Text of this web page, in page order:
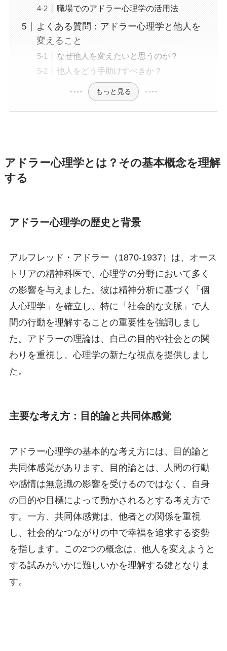
職場でのアドラー心理学の活用法
よくある質問：アドラー心理学と他人を
変えること
なぜ他人を変えたいと思うのか？
他人をどう手助けすべきか？
もっと見る
アドラー心理学とは？その基本概念を理解
する
アドラー心理学の歴史と背景
アルフレッド・アドラー（1870-1937）は、オース
トリアの精神科医で、心理学の分野において多く
の影響を与えました。彼は精神分析に基づく「個
人心理学」を確立し、特に「社会的な文脈」で人
間の行動を理解することの重要性を強調しまし
た。アドラーの理論は、自己の目的や社会との関
わりを重視し、心理学の新たな視点を提供しまし
た。
主要な考え方：目的論と共同体感覚
アドラー心理学の基本的な考え方には、目的論と
共同体感覚があります。目的論とは、人間の行動
や感情は無意識の影響を受けるのではなく、自身
の目的や目標によって動かされるとする考え方で
す。一方、共同体感覚は、他者との関係を重視
し、社会的なつながりの中で幸福を追求する姿勢
を指します。この2つの概念は、他人を変えようと
する試みがいかに難しいかを理解する鍵となりま
す。